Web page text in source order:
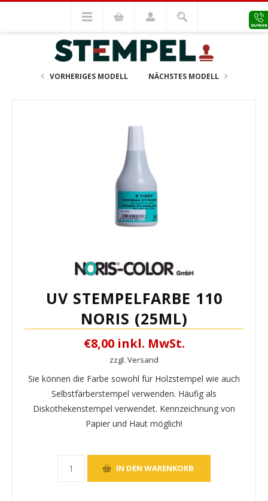
Stempel Zubehör Zubehör
Stempelfarben
UV Stempelfarbe 110 NORIS (25ml)
VORHERIGES MODELL NÄCHSTES MODELL
UV STEMPELFARBE 110
NORIS (25ML)
€8,00 inkl. MwSt.
zzgl. Versand
Sie können die Farbe sowohl für Holzstempel wie auch
Selbstfärberstempel verwenden. Häufig als
Diskothekenstempel verwendet. Kennzeichnung von
Papier und Haut möglich!